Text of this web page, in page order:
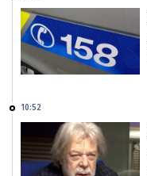
10:52